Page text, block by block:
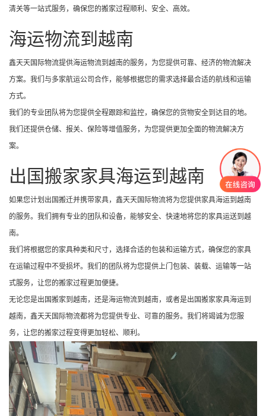
清关等一站式服务，确保您的搬家过程顺利、安全、高效。
海运物流到越南
鑫天天国际物流提供海运物流到越南的服务，为您提供可靠、经济的物流解决
方案。我们与多家航运公司合作，能够根据您的需求选择最合适的航线和运输
方式。
我们的专业团队将为您提供全程跟踪和监控，确保您的货物安全到达目的地。
我们还提供仓储、报关、保险等增值服务，为您提供更加全面的物流解决方
案。
出国搬家家具海运到越南
如果您计划出国搬迁并携带家具，鑫天天国际物流将为您提供家具海运到越南
的服务。我们拥有专业的团队和设备，能够安全、快速地将您的家具运送到越
南。
我们将根据您的家具种类和尺寸，选择合适的包装和运输方式，确保您的家具
在运输过程中不受损坏。我们的团队将为您提供上门包装、装载、运输等一站
式服务，让您的搬家过程更加便捷。
无论您是出国搬家到越南，还是海运物流到越南，或者是出国搬家家具海运到
越南，鑫天天国际物流都将为您提供专业、可靠的服务。我们将竭诚为您服
务，让您的搬家过程变得更加轻松、顺利。